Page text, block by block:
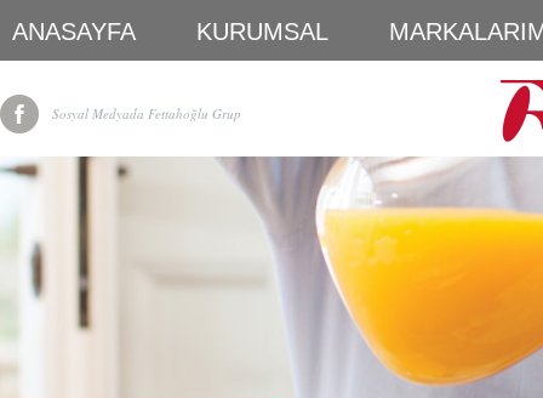
ANASAYFA KURUMSAL
Sosyal Medyada Fettahoğlu Grup